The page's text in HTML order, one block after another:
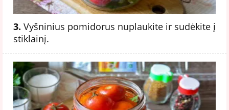
3. Vyšninius pomidorus nuplaukite ir sudėkite į
stiklainį.